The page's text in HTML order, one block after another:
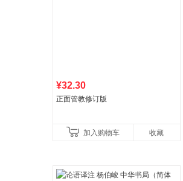
¥32.30
正面管教修订版
加入购物车 收藏